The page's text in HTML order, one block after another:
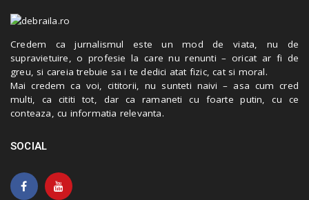
Credem ca jurnalismul este un mod de viata, nu de
supravietuire, o profesie la care nu renunti – oricat ar fi de
greu, si careia trebuie sa i te dedici atat fizic, cat si moral.
Mai credem ca voi, cititorii, nu sunteti naivi – asa cum cred
multi, ca cititi tot, dar ca ramaneti cu foarte putin, cu ce
conteaza, cu informatia relevanta.
SOCIAL